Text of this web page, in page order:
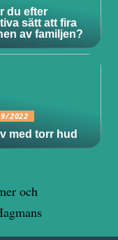
du efter
sätt att fira
av familjen?
2022
med torr hud
och